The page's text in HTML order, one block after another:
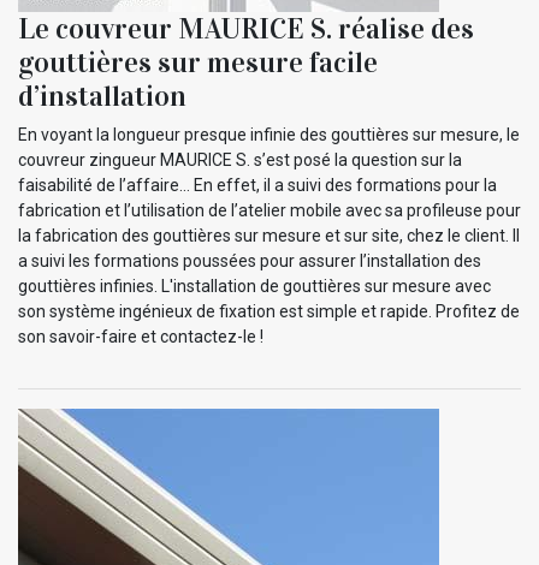
Le couvreur MAURICE S. réalise des
gouttières sur mesure facile
d’installation
En voyant la longueur presque infinie des gouttières sur mesure, le
couvreur zingueur MAURICE S. s’est posé la question sur la
faisabilité de l’affaire… En effet, il a suivi des formations pour la
fabrication et l’utilisation de l’atelier mobile avec sa profileuse pour
la fabrication des gouttières sur mesure et sur site, chez le client. Il
a suivi les formations poussées pour assurer l’installation des
gouttières infinies. L'installation de gouttières sur mesure avec
son système ingénieux de fixation est simple et rapide. Profitez de
son savoir-faire et contactez-le !